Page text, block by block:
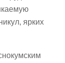
ярких